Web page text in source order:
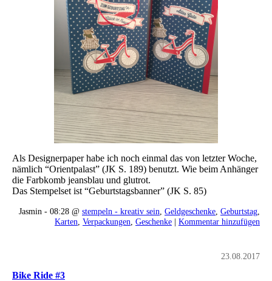
Als Designerpaper habe ich noch einmal das von letzter Woche,
nämlich “Orientpalast” (JK S. 189) benutzt. Wie beim Anhänger
die Farbkomb jeansblau und glutrot.
Das Stempelset ist “Geburtstagsbanner” (JK S. 85)
Jasmin - 08:28 @ stempeln - kreativ sein Geldgeschenke Geburtstag
Karten Verpackungen Geschenke | Kommentar hinzufügen
23.08.2017
Bike Ride #3